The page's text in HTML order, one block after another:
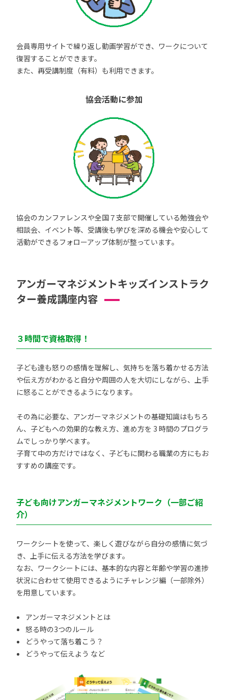
会員専用サイトで繰り返し動画学習ができ、ワークについて
復習することができます。
また、再受講制度（有料）も利用できます。
協会活動に参加
協会のカンファレンスや全国７支部で開催している勉強会や
相談会、イベント等、受講後も学びを深める機会や安心して
活動ができるフォローアップ体制が整っています。
アンガーマネジメントキッズインストラク
ター養成講座内容
３時間で資格取得！
子ども達も怒りの感情を理解し、気持ちを落ち着かせる方法
や伝え方がわかると自分や周囲の人を大切にしながら、上手
に怒ることができるようになります。
その為に必要な、アンガーマネジメントの基礎知識はもちろ
ん、子どもへの効果的な教え方、進め方を 3 時間のプログラ
ムでしっかり学べます。
子育て中の方だけではなく、子どもに関わる職業の方にもお
すすめの講座です。
子ども向けアンガーマネジメントワーク（一部ご紹
介）
ワークシートを使って、楽しく遊びながら自分の感情に気づ
き、上手に伝える方法を学びます。
なお、ワークシートには、基本的な内容と年齢や学習の進捗
状況に合わせて使用できるようにチャレンジ編（一部除外）
を用意しています。
アンガーマネジメントとは
怒る時の3つのルール
どうやって落ち着こう？
どうやって伝えよう など